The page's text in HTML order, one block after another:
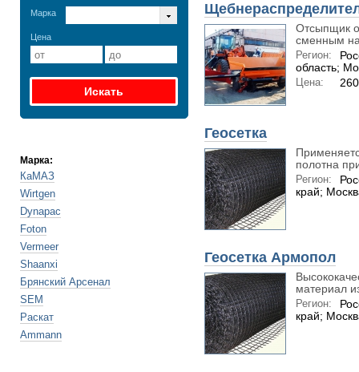
Марка
Цена
Марка:
КаМАЗ
Wirtgen
Dynapac
Foton
Vermeer
Shaanxi
Брянский Арсенал
SEM
Раскат
Ammann
Отсыпщик
сменным
Регион:
область;
Цена:
Геосетка
полотна
Регион:
край;
Геосетка Армопол
материал
Регион:
край;